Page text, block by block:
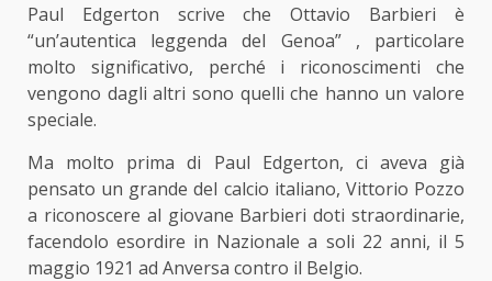
Paul Edgerton scrive che Ottavio Barbieri è
“un’autentica leggenda del Genoa” , particolare
molto significativo, perché i riconoscimenti che
vengono dagli altri sono quelli che hanno un valore
speciale.
Ma molto prima di Paul Edgerton, ci aveva già
pensato un grande del calcio italiano, Vittorio Pozzo
a riconoscere al giovane Barbieri doti straordinarie,
facendolo esordire in Nazionale a soli 22 anni, il 5
maggio 1921 ad Anversa contro il Belgio.